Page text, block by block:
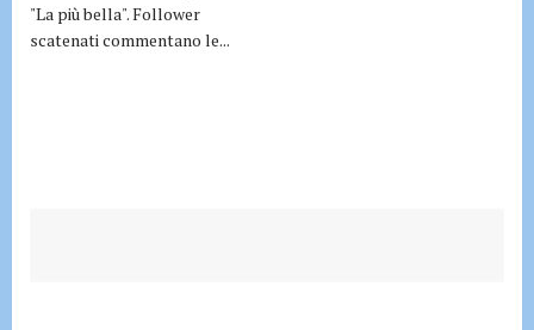
"La più bella". Follower
scatenati commentano le...